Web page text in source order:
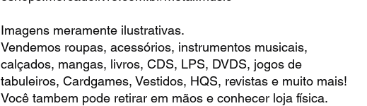
Imagens meramente ilustrativas.
Vendemos roupas, acessórios, instrumentos musicais,
calçados, mangas, livros, CDS, LPS, DVDS, jogos de
tabuleiros, Cardgames, Vestidos, HQS, revistas e muito mais!
Você tambem pode retirar em mãos e conhecer loja física.